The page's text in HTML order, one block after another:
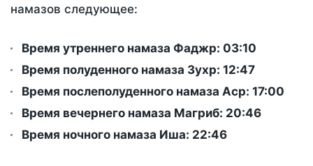
намазов следующее:
Время утреннего намаза Фаджр: 03:10
Время полуденного намаза Зухр: 12:47
Время послеполуденного намаза Аср: 17:00
Время вечернего намаза Магриб: 20:46
Время ночного намаза Иша: 22:46